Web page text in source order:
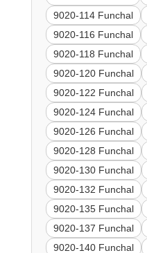
9020-114 Funchal
9020-116 Funchal
9020-118 Funchal
9020-120 Funchal
9020-122 Funchal
9020-124 Funchal
9020-126 Funchal
9020-128 Funchal
9020-130 Funchal
9020-132 Funchal
9020-135 Funchal
9020-137 Funchal
9020-140 Funchal